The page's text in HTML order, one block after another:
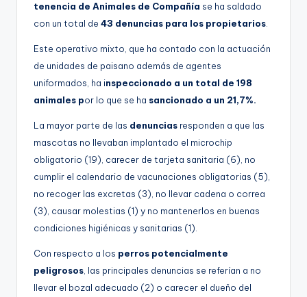
tenencia de Animales de Compañía se ha saldado
con un total de 43 denuncias para los propietarios
Este operativo mixto, que ha contado con la actuación
de unidades de paisano además de agentes
uniformados, ha inspeccionado a un total de 198
animales por lo que se ha sancionado a un 21,7%.
La mayor parte de las denuncias responden a que las
mascotas no llevaban implantado el microchip
obligatorio (19), carecer de tarjeta sanitaria (6), no
cumplir el calendario de vacunaciones obligatorias (5),
no recoger las excretas (3), no llevar cadena o correa
(3), causar molestias (1) y no mantenerlos en buenas
condiciones higiénicas y sanitarias (1).
Con respecto a los perros potencialmente
peligrosos , las principales denuncias se referían a no
llevar el bozal adecuado (2) o carecer el dueño del